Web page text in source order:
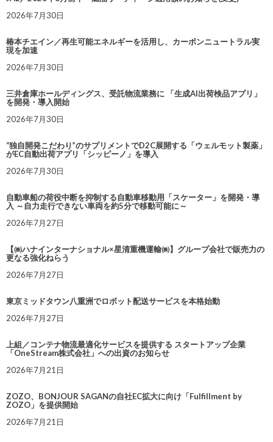
2026年7月30日
椿本チエイン／再生可能エネルギーを活用し、カーボンニュートラル実
現を加速
2026年7月30日
三井倉庫ホールディングス、受託物流業務に 「生成AI出荷検品アプリ」
を開発・導入開始
2026年7月30日
“独自開発こだわり”のサプリメントでD2C展開する「ウェルモット製薬」
がEC自動出荷アプリ「シッピーノ」を導入
2026年7月30日
自動車船の荷役中断を抑制する自動車移動用「スケーター」を開発・導
入 ～自力走行できない車両を約5分で移動可能に～
2026年7月27日
【㈱ハナインターナショナル×星清重機運輸㈱】グループ会社で販売力の
更なる強化ねらう
2026年7月27日
東京ミッドタウン八重洲でロボット配送サービスを本格始動
2026年7月27日
上組／コンテナ物流最適化サービスを提供する スタートアップ企業
「OneStream株式会社」への出資のお知らせ
2026年7月21日
ZOZO、BONJOUR SAGANの自社EC拡大に向け「Fulfillment by
ZOZO」を提供開始
2026年7月21日